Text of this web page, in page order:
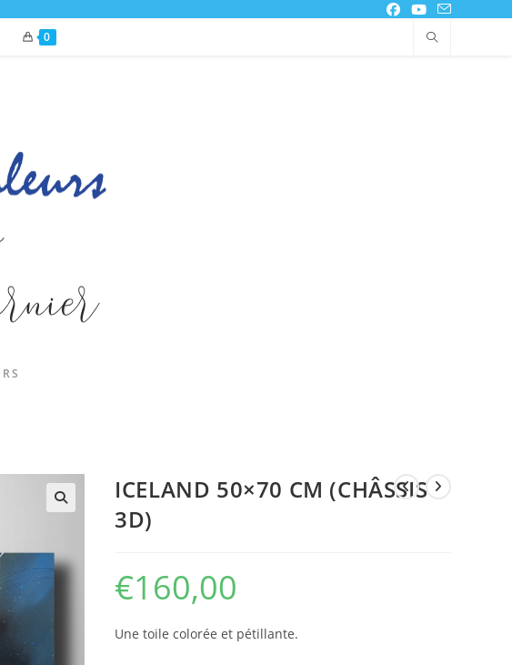
0
ICELAND 50×70 CM (CHÂSSIS
3D)
€160,00
Une toile colorée et pétillante.